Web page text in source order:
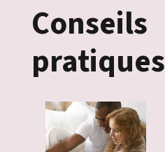
Conseils
pratiques